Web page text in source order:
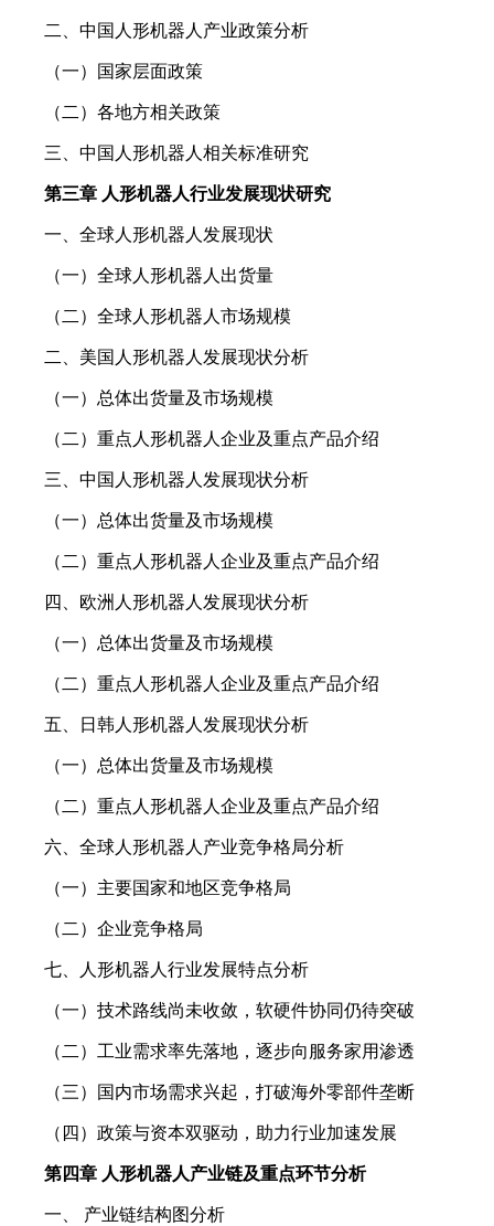
二、中国人形机器人产业政策分析
（一）国家层面政策
（二）各地方相关政策
三、中国人形机器人相关标准研究
第三章 人形机器人行业发展现状研究
一、全球人形机器人发展现状
（一）全球人形机器人出货量
（二）全球人形机器人市场规模
二、美国人形机器人发展现状分析
（一）总体出货量及市场规模
（二）重点人形机器人企业及重点产品介绍
三、中国人形机器人发展现状分析
（一）总体出货量及市场规模
（二）重点人形机器人企业及重点产品介绍
四、欧洲人形机器人发展现状分析
（一）总体出货量及市场规模
（二）重点人形机器人企业及重点产品介绍
五、日韩人形机器人发展现状分析
（一）总体出货量及市场规模
（二）重点人形机器人企业及重点产品介绍
六、全球人形机器人产业竞争格局分析
（一）主要国家和地区竞争格局
（二）企业竞争格局
七、人形机器人行业发展特点分析
（一）技术路线尚未收敛，软硬件协同仍待突破
（二）工业需求率先落地，逐步向服务家用渗透
（三）国内市场需求兴起，打破海外零部件垄断
（四）政策与资本双驱动，助力行业加速发展
第四章 人形机器人产业链及重点环节分析
一、 产业链结构图分析